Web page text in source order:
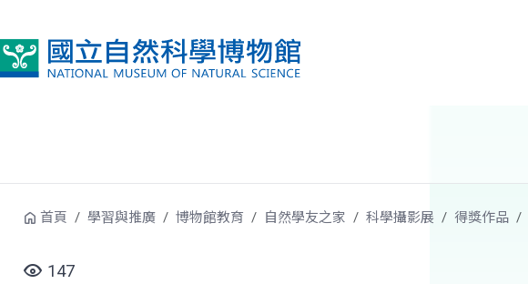
首頁 學習與推廣 博物館教育 自然學友之家 科學攝影展 得獎作品
147